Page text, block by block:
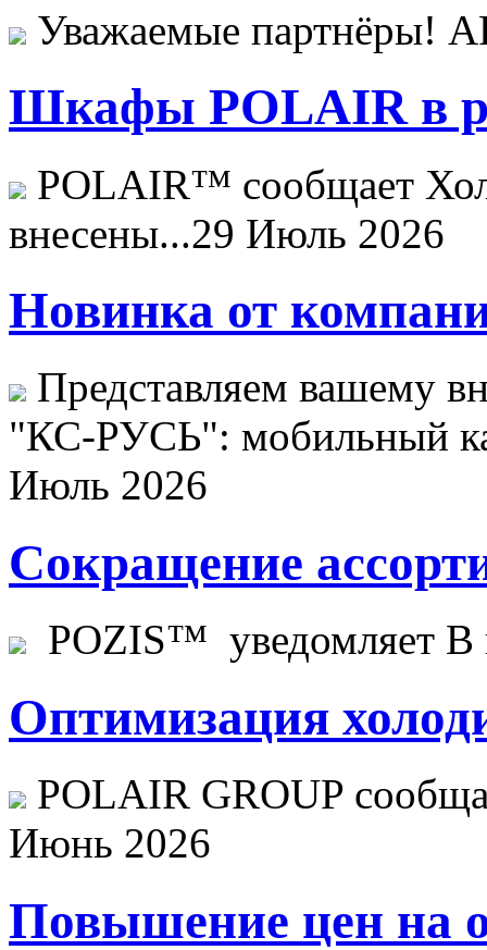
Уважаемые
Шкафы POLAIR в
POLAIR™ сообщает
внесены...29 Июль 2026
Новинка от
Представляем вашему
"КС-РУСЬ": мобильный
Июль 2026
Сокращение
POZIS™ уведомляет В
Оптимизация
POLAIR GROUP
Июнь 2026
Повышение цен на